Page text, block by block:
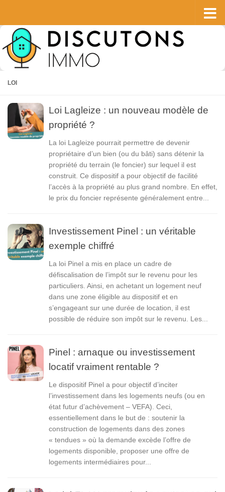
LOI
Loi Lagleize : un nouveau modèle de
propriété ?
La loi Lagleize pourrait permettre de devenir
propriétaire d’un bien (ou du bâti) sans détenir la
propriété du terrain (le foncier) sur lequel il est
construit. Ce dispositif a pour objectif de facilité
l’accès à la propriété au plus grand nombre. En effet,
le prix du foncier représente généralement entre...
Investissement Pinel : un véritable
exemple chiffré
La loi Pinel a mis en place un cadre de
défiscalisation de l’impôt sur le revenu pour les
particuliers. Ainsi, en achetant un logement neuf
dans une zone éligible au dispositif et en
s’engageant sur une durée de location, il est
possible de réduire son impôt sur le revenu. Les...
Pinel : arnaque ou investissement
locatif vraiment rentable ?
Le dispositif Pinel a pour objectif d’inciter
l’investissement dans les logements neufs (ou en
état futur d’achèvement – VEFA). Ceci,
essentiellement dans le but de : soutenir la
construction de logements dans des zones
« tendues » où la demande excède l’offre de
logements disponible, proposer une offre de
logements intermédiaires pour...